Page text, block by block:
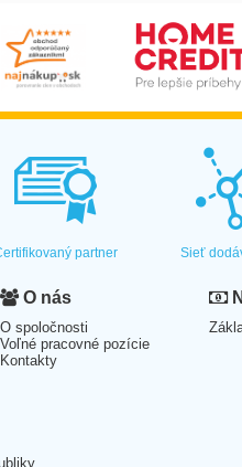
partner Sieť
O nás
O spoločnosti
Voľné pracovné pozície
Kontakty